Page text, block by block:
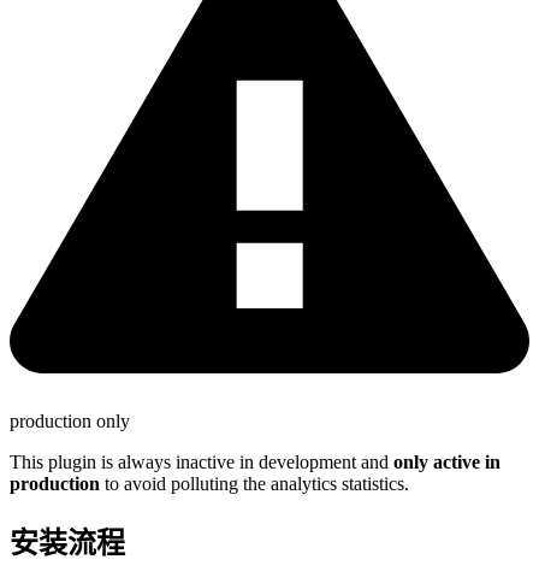
production only
This plugin is always inactive in development and only active in
production to avoid polluting the analytics statistics.
安装流程